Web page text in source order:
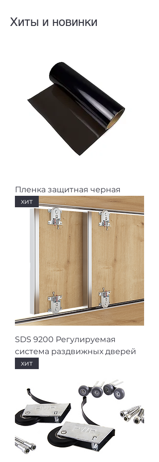
Хиты и новинки
Пленка защитная черная
хит
SDS 9200 Регулируемая
система раздвижных дверей
хит